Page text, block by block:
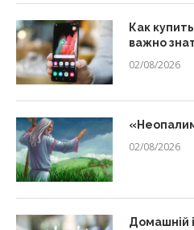
Как
важно
02/08/2026
02/08/2026
Домашній